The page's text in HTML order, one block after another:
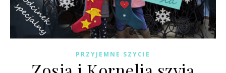
PRZYJEMNE SZYCIE